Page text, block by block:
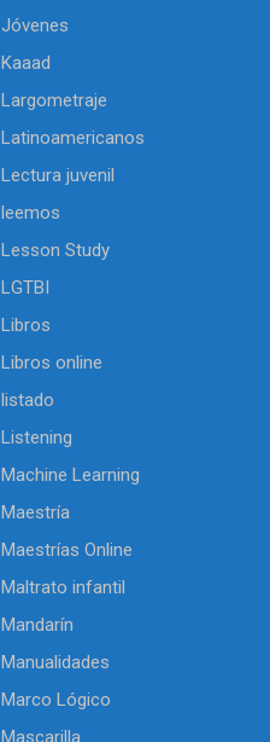
Jóvenes
Kaaad
Largometraje
Latinoamericanos
Lectura juvenil
leemos
Lesson Study
LGTBI
Libros
Libros online
listado
Listening
Machine Learning
Maestría
Maestrías Online
Maltrato infantil
Mandarín
Manualidades
Marco Lógico
Mascarilla